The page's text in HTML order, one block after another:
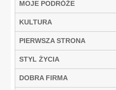
MOJE PODRÓŻE
KULTURA
PIERWSZA STRONA
STYL ŻYCIA
DOBRA FIRMA